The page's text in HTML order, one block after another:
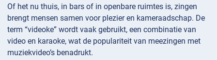
Of het nu thuis, in bars of in openbare ruimtes is, zingen
brengt mensen samen voor plezier en kameraadschap. De
term “videoke” wordt vaak gebruikt, een combinatie van
video en karaoke, wat de populariteit van meezingen met
muziekvideo’s benadrukt.